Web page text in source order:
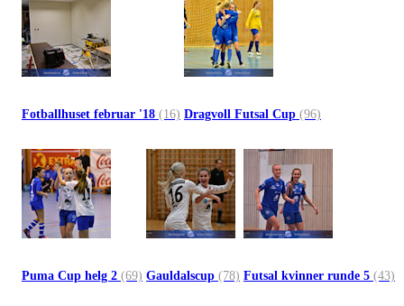
Fotballhuset februar '18 (16) Dragvoll Futsal Cup (96)
Puma Cup helg 2 (69) Gauldalscup (78) Futsal kvinner runde 5 (43)